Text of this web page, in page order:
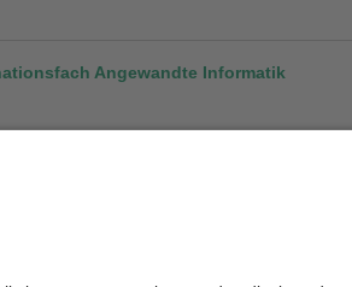
Angewandte Informatik